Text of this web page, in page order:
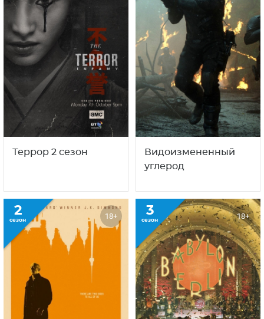
Террор 2 сезон
Видоизмененный
углерод
2
сезон 18+ 3
сезон 18+